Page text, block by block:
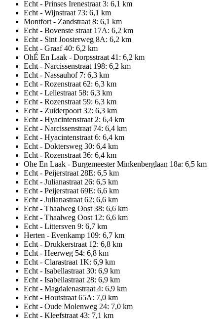
Echt - Prinses Irenestraat 3: 6,1 km
Echt - Wijnstraat 73: 6,1 km
Montfort - Zandstraat 8: 6,1 km
Echt - Bovenste straat 17A: 6,2 km
Echt - Sint Joosterweg 8A: 6,2 km
Echt - Graaf 40: 6,2 km
OhÉ En Laak - Dorpsstraat 41: 6,2 km
Echt - Narcissenstraat 198: 6,2 km
Echt - Nassauhof 7: 6,3 km
Echt - Rozenstraat 62: 6,3 km
Echt - Leliestraat 58: 6,3 km
Echt - Rozenstraat 59: 6,3 km
Echt - Zuiderpoort 32: 6,3 km
Echt - Hyacintenstraat 2: 6,4 km
Echt - Narcissenstraat 74: 6,4 km
Echt - Hyacintenstraat 6: 6,4 km
Echt - Doktersweg 30: 6,4 km
Echt - Rozenstraat 36: 6,4 km
Ohe En Laak - Burgemeester Minkenberglaan 18a: 6,5 km
Echt - Peijerstraat 28E: 6,5 km
Echt - Julianastraat 26: 6,5 km
Echt - Peijerstraat 69E: 6,6 km
Echt - Julianastraat 62: 6,6 km
Echt - Thaalweg Oost 38: 6,6 km
Echt - Thaalweg Oost 12: 6,6 km
Echt - Littersven 9: 6,7 km
Herten - Evenkamp 109: 6,7 km
Echt - Drukkerstraat 12: 6,8 km
Echt - Heerweg 54: 6,8 km
Echt - Clarastraat 1K: 6,9 km
Echt - Isabellastraat 30: 6,9 km
Echt - Isabellastraat 28: 6,9 km
Echt - Magdalenastraat 4: 6,9 km
Echt - Houtstraat 65A: 7,0 km
Echt - Oude Molenweg 24: 7,0 km
Echt - Kleefstraat 43: 7,1 km